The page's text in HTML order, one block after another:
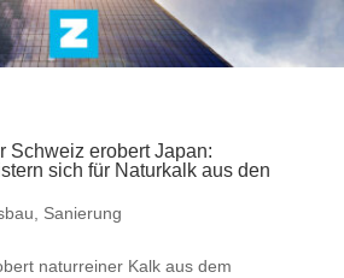
Schweiz erobert Japan:
sich für Naturkalk aus den
, Sanierung
naturreiner Kalk aus dem